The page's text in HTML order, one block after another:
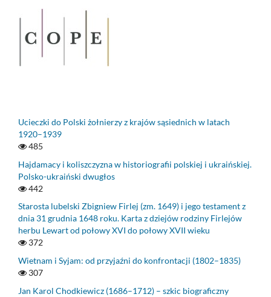
Ucieczki do Polski żołnierzy z krajów sąsiednich w latach
1920–1939
485
Hajdamacy i koliszczyzna w historiografii polskiej i ukraińskiej.
Polsko-ukraiński dwugłos
442
Starosta lubelski Zbigniew Firlej (zm. 1649) i jego testament z
dnia 31 grudnia 1648 roku. Karta z dziejów rodziny Firlejów
herbu Lewart od połowy XVI do połowy XVII wieku
372
Wietnam i Syjam: od przyjaźni do konfrontacji (1802–1835)
307
Jan Karol Chodkiewicz (1686–1712) – szkic biograficzny